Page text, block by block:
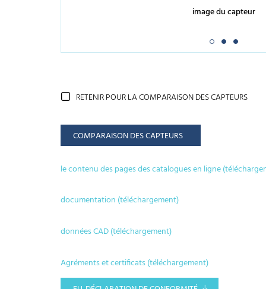
image du capteur
RETENIR POUR LA COMPARAISON DES CAPTEURS
COMPARAISON DES CAPTEURS
le contenu des pages des catalogues en ligne
documentation (téléchargement)
données CAD (téléchargement)
Agréments et certificats (téléchargement)